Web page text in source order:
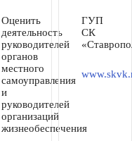
Оценить
деятельность
руководителей
органов
местного
самоуправления
и
руководителей
организаций
жизнеобеспечения
ГУП
СК